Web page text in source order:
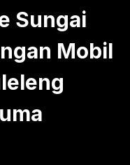
Sungai
Mobil